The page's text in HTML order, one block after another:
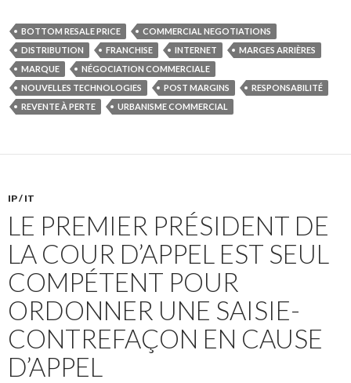
BOTTOM RESALE PRICE
COMMERCIAL NEGOTIATIONS
DISTRIBUTION
FRANCHISE INTERNET
MARGES ARRIÈRES
MARQUE
NÉGOCIATION COMMERCIALE
NOUVELLES TECHNOLOGIES
POST MARGINS
RESPONSABILITÉ
REVENTE À PERTE
URBANISME COMMERCIAL
IP / IT
LE PREMIER PRÉSIDENT DE
LA COUR D’APPEL EST SEUL
COMPÉTENT POUR
ORDONNER UNE SAISIE-
CONTREFAÇON EN CAUSE
D’APPEL